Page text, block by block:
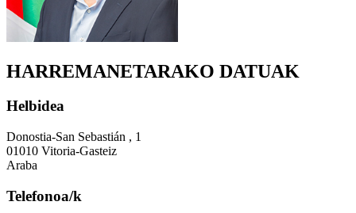
HARREMANETARAKO DATUAK
Helbidea
Donostia-San Sebastián , 1
01010 Vitoria-Gasteiz
Araba
Telefonoa/k